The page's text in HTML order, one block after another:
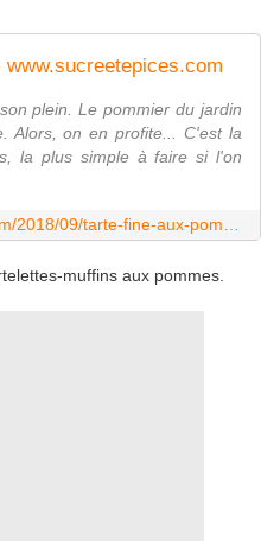
plein. Le pommier du jardin
Alors, on en profite... C'est la
la plus simple à faire si l'on
muffins aux pommes.